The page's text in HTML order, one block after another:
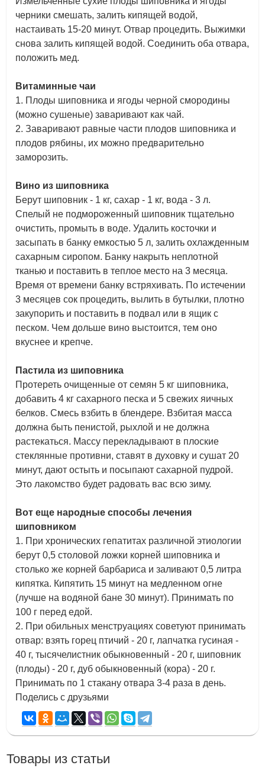
черники смешать, залить кипящей водой,
настаивать 15-20 минут. Отвар процедить. Выжимки
снова залить кипящей водой. Соединить оба отвара,
положить мед.
Витаминные чаи
1. Плоды шиповника и ягоды черной смородины
(можно сушеные) заваривают как чай.
2. Заваривают равные части плодов шиповника и
плодов рябины, их можно предварительно
заморозить.
Вино из шиповника
Берут шиповник - 1 кг, сахар - 1 кг, вода - 3 л.
Спелый не подмороженный шиповник тщательно
очистить, промыть в воде. Удалить косточки и
засыпать в банку емкостью 5 л, залить охлажденным
сахарным сиропом. Банку накрыть неплотной
тканью и поставить в теплое место на 3 месяца.
Время от времени банку встряхивать. По истечении
3 месяцев сок процедить, вылить в бутылки, плотно
закупорить и поставить в подвал или в ящик с
песком. Чем дольше вино выстоится, тем оно
вкуснее и крепче.
Пастила из шиповника
Протереть очищенные от семян 5 кг шиповника,
добавить 4 кг сахарного песка и 5 свежих яичных
белков. Смесь взбить в блендере. Взбитая масса
должна быть пенистой, рыхлой и не должна
растекаться. Массу перекладывают в плоские
стеклянные противни, ставят в духовку и сушат 20
минут, дают остыть и посыпают сахарной пудрой.
Это лакомство будет радовать вас всю зиму.
Вот еще народные способы лечения
шиповником
1. При хронических гепатитах различной этиологии
берут 0,5 столовой ложки корней шиповника и
столько же корней барбариса и заливают 0,5 литра
кипятка. Кипятить 15 минут на медленном огне
(лучше на водяной бане 30 минут). Принимать по
100 г перед едой.
2. При обильных менструациях советуют принимать
отвар: взять горец птичий - 20 г, лапчатка гусиная -
40 г, тысячелистник обыкновенный - 20 г, шиповник
(плоды) - 20 г, дуб обыкновенный (кора) - 20 г.
Принимать по 1 стакану отвара 3-4 раза в день.
Поделись с друзьями
Товары из статьи